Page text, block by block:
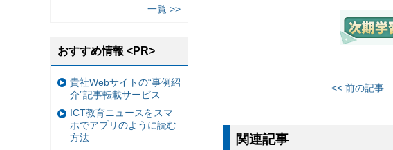
<< 前の記事
関連記事
一覧 >>
おすすめ情報 <PR>
貴社Webサイトの“事例紹
介”記事転載サービス
ICT教育ニュースをスマ
ホでアプリのように読む
方法